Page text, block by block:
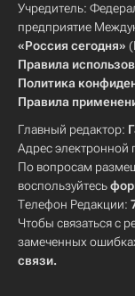
Учредитель:
предприятие
«Россия сегодня»
Правила
Политика
Правила
Главный редактор:
Адрес электронной
По вопросам
воспользуйтесь
Телефон Редакции:
Чтобы связаться с
замеченных
связи.